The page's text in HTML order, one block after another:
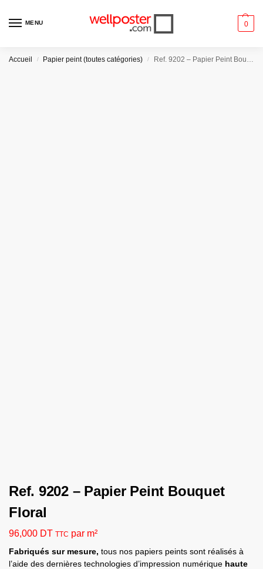
MENU 0
Accueil / Papier peint (toutes catégories) / Ref. 9202 – Papier Peint Bouquet Floral
Ref. 9202 – Papier Peint Bouquet
Floral
96,000 DT TTC par m²
Fabriqués sur mesure, tous nos papiers peints sont réalisés à
l’aide des dernières technologies d’impression numérique haute